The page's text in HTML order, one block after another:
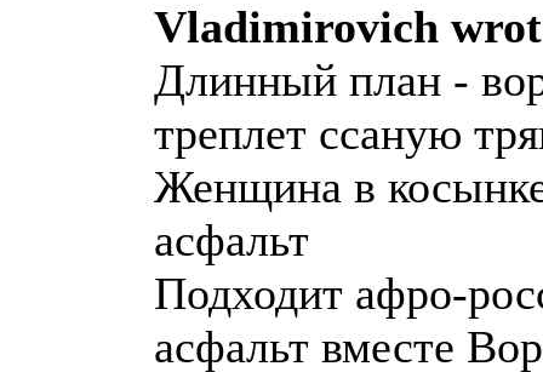
Vladimirovich
Длинный план -
треплет ссаную
Женщина в
асфальт
Подходит афрo-
асфальт вместе